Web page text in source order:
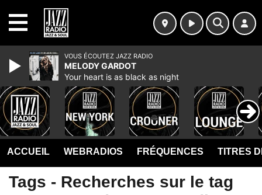
ACCUEIL WEBRADIOS FRÉQUENCES TITRES
Tags - Recherches sur le tag
VOUS ÉCOUTEZ JAZZ RADIO
MELODY GARDOT
Your heart is as black as night